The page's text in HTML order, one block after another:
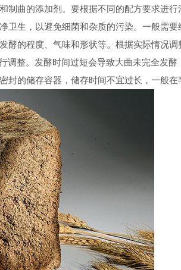
曲的添加剂。要根据不同的配方要求进行
生，以避免细菌和杂质的污染。一般需要
的程度、气味和形状等。根据实际情况调
整。发酵时间过短会导致大曲未完全发酵
的储存容器，储存时间不宜过长，一般在